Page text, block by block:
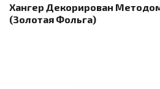
Хангер Декорирован
(золотая Фольга)